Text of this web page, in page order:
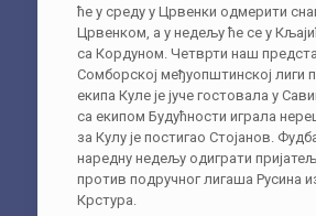
ће у среду у Црвенки одмерити
Црвенком, а у недељу ће се у
са Кордуном. Четврти наш
Сомборској међуопштинској лиги
екипа Куле је јуче гостовала у
са екипом Будућности играла
за Кулу је постигао Стојанов.
наредну недељу одиграти
против подручног лигаша Русина
Крстура.